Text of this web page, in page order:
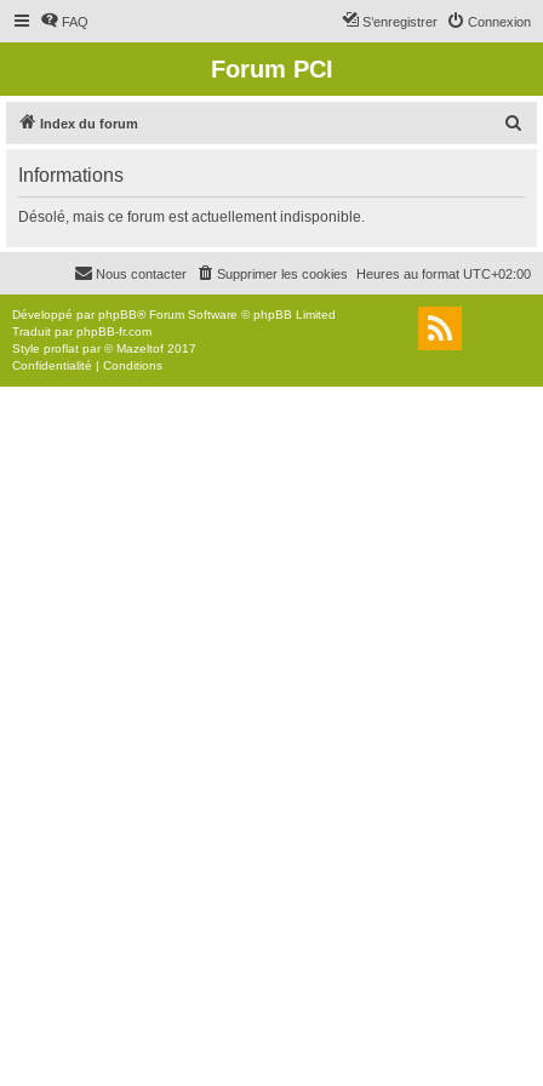
FAQ Connexion
S’enregistrer
Forum PCI
Index du forum
r
c
r
Informations
Désolé, mais ce forum est actuellement indisponible.
Heures au format UTC+02:00
Supprimer les cookies
Nous contacter
Développé parphpBB® Forum Software © phpBB Limited
Traduit parphpBB-fr.com
Style proflat par ©Mazeltof 2017
Confidentialité | Conditions